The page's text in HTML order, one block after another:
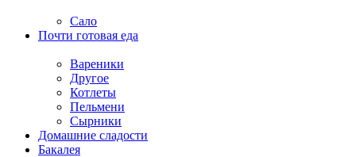
Сало
Почти готовая еда
Вареники
Другое
Котлеты
Пельмени
Сырники
Домашние сладости
Бакалея